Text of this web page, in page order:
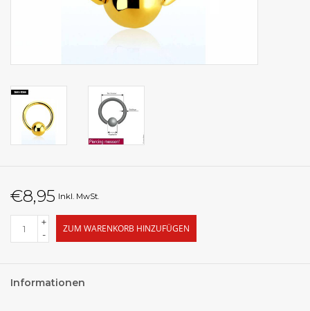
€8,95 Inkl. MwSt.
+
-
ZUM WARENKORB HINZUFÜGEN
Informationen